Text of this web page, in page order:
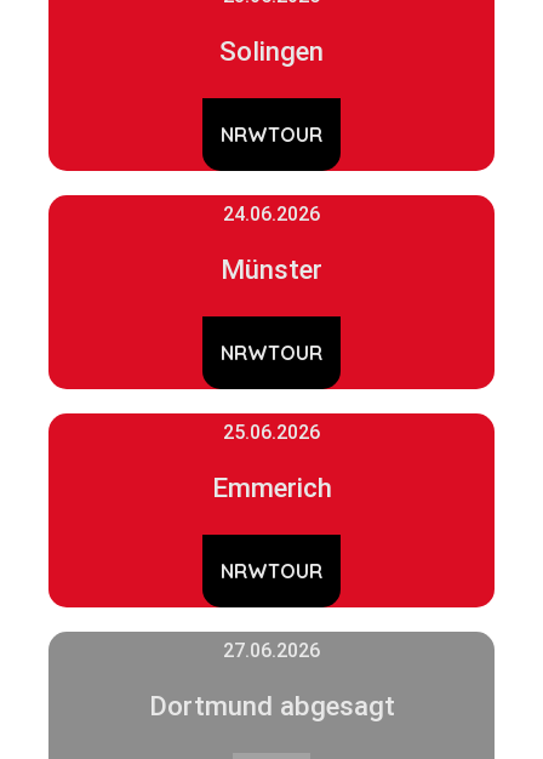
Solingen
NRWTOUR
24.06.2026
Münster
NRWTOUR
25.06.2026
Emmerich
NRWTOUR
27.06.2026
Dortmund abgesagt